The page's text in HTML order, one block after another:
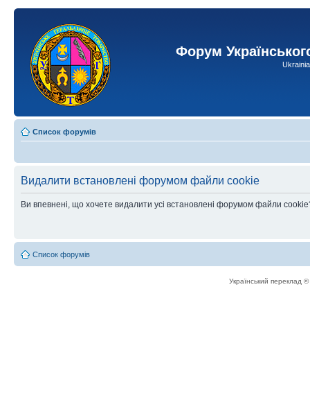
Форум
Список форумів
Видалити встановлені форумом файли cookie
Ви впевнені, що хочете видалити усі встановлені форумом файли
Список форумів
Український переклад